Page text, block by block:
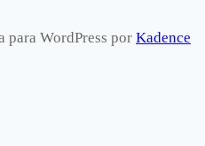
para WordPress por Kadence